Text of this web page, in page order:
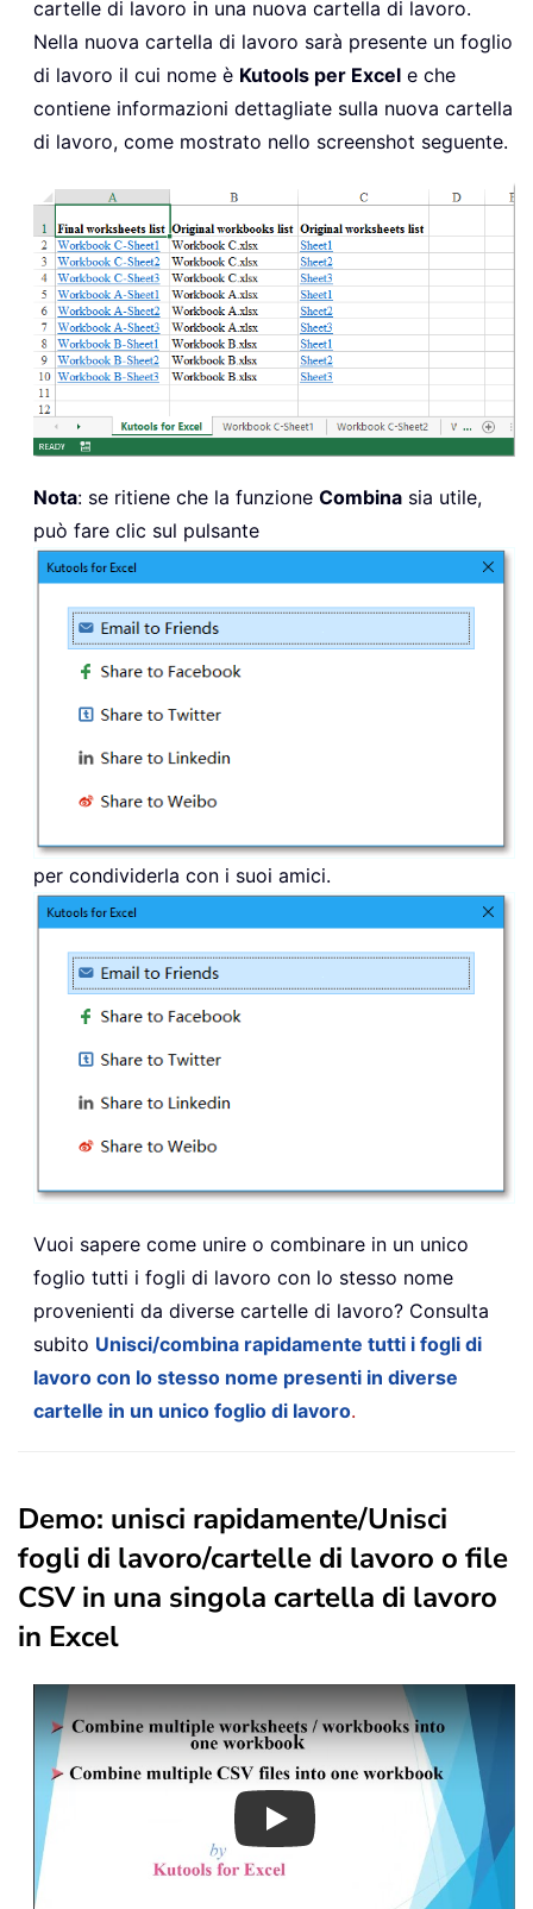
cartelle di lavoro in una nuova cartella di lavoro.
Nella nuova cartella di lavoro sarà presente un foglio
di lavoro il cui nome è Kutools per Excel e che
contiene informazioni dettagliate sulla nuova cartella
di lavoro, come mostrato nello screenshot seguente.
Nota: se ritiene che la funzione Combina sia utile,
può fare clic sul pulsante
per condividerla con i suoi amici.
Vuoi sapere come unire o combinare in un unico
foglio tutti i fogli di lavoro con lo stesso nome
provenienti da diverse cartelle di lavoro? Consulta
subito Unisci/combina rapidamente tutti i fogli di
lavoro con lo stesso nome presenti in diverse
cartelle in un unico foglio di lavoro.
Demo: unisci rapidamente/Unisci
fogli di lavoro/cartelle di lavoro o file
CSV in una singola cartella di lavoro
in Excel
Play